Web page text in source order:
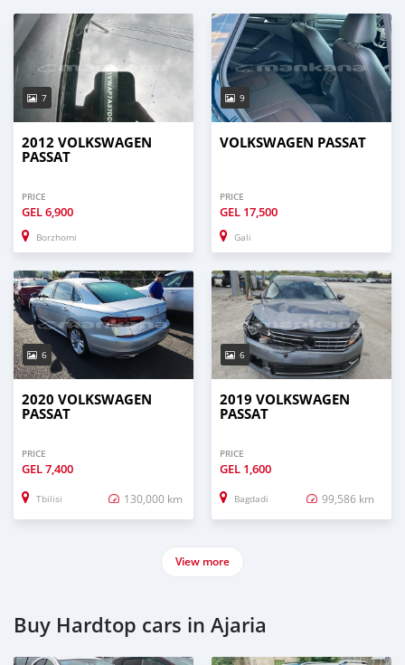
7
2012 VOLKSWAGEN
PASSAT
PRICE
GEL6,900
Borzhomi
9
VOLKSWAGEN PASSAT
PRICE
GEL 17,500
Gali
6
2020 VOLKSWAGEN
PASSAT
PRICE
GEL7,400
Tbilisi 130,000 km
6
2019 VOLKSWAGEN
PASSAT
PRICE
GEL 1,600
Bagdadi 99,586 km
View more
Buy Hardtop cars in Ajaria